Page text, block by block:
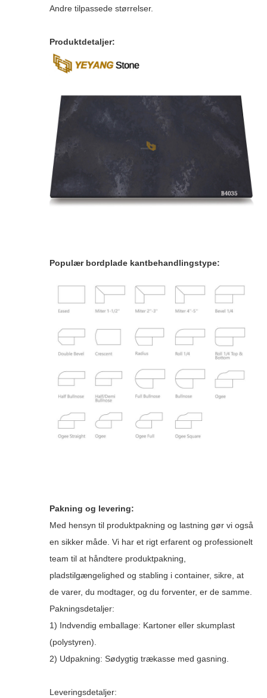
Andre tilpassede størrelser.
Produktdetaljer:
Populær bordplade kantbehandlingstype:
Pakning og levering:
Med hensyn til produktpakning og lastning gør vi også
en sikker måde. Vi har et rigt erfarent og professionelt
team til at håndtere produktpakning,
pladstilgængelighed og stabling i container, sikre, at
de varer, du modtager, og du forventer, er de samme.
Pakningsdetaljer:
1) Indvendig emballage: Kartoner eller skumplast
(polystyren).
2) Udpakning: Sødygtig trækasse med gasning.
Leveringsdetaljer: